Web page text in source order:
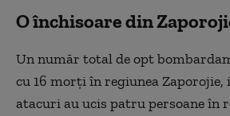
O închisoare din
Un număr total de opt
cu 16 morţi în regiunea
atacuri au ucis patru persoane în